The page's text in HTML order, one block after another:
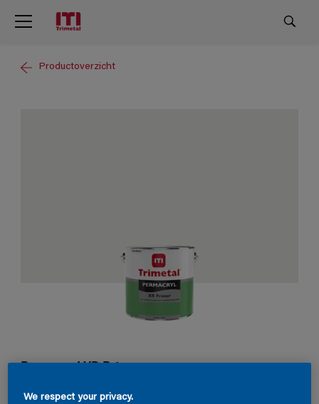
Productoverzicht
Permacryl XR Primer
We respect your privacy.